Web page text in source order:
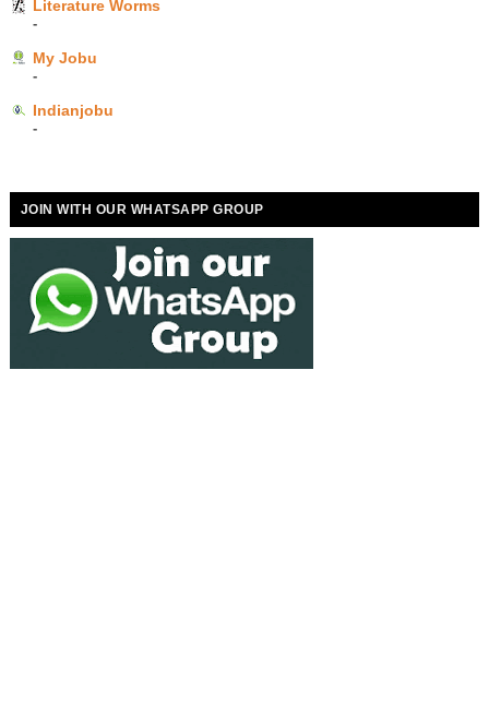
Literature Worms
-
My Jobu
-
Indianjobu
-
JOIN WITH OUR WHATSAPP GROUP